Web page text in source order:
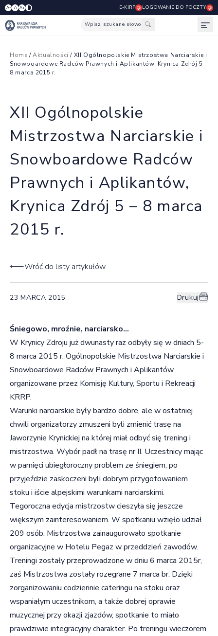
A- A A+ E-KIRP LOGOWANIE DO POCZTY
Wpisz szukane słowo
Home /Aktualności / XII Ogólnopolskie Mistrzostwa Narciarskie i
Snowboardowe Radców Prawnych i Aplikantów, Krynica Zdrój 5 –
8 marca 2015 r.
XII Ogólnopolskie
Mistrzostwa Narciarskie i
Snowboardowe Radców
Prawnych i Aplikantów,
Krynica Zdrój 5 – 8 marca
2015 r.
Wróć do listy artykułów
23 MARCA 2015 Drukuj
Śniegowo, mroźnie, narciarsko…
W Krynicy Zdroju już dwunasty raz odbyły się w dniach 5-
8 marca 2015 r. Ogólnopolskie Mistrzostwa Narciarskie i
Snowboardowe Radców Prawnych i Aplikantów
organizowane przez Komisję Kultury, Sportu i Rekreacji
KRRP.
Warunki narciarskie były bardzo dobre, ale w ostatniej
chwili organizatorzy zmuszeni byli zmienić trasę na
Jaworzynie Krynickiej na której miał odbyć się trening i
mistrzostwa. Wybór padł na trasę nr II. Uczestnicy mając
w pamięci ubiegłoroczny problem ze śniegiem, po
przyjeździe zaskoczeni byli dobrym przygotowaniem
stoku i iście alpejskimi warunkami narciarskimi.
Tegoroczna edycja mistrzostw cieszyła się jeszcze
większym zainteresowaniem. W spotkaniu wzięło udział
209 osób. Mistrzostwa zainaugurowało spotkanie
organizacyjne w Hotelu Pegaz w przeddzień zawodów.
Treningi zostały przeprowadzone w dniu 6 marca 2015r,
zaś Mistrzostwa zostały rozegrane 7 marca br. Dzięki
zorganizowaniu codziennie cateringu na stoku oraz
wspaniałym uczestnikom, a także dobrej oprawie
muzycznej przy okazji zjazdów, spotkanie to miało
prawdziwie integracyjny charakter. Po treningu wieczorem